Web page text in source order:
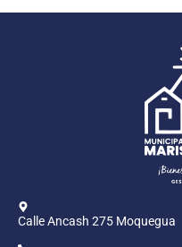
Calle Ancash 275 Moquegua